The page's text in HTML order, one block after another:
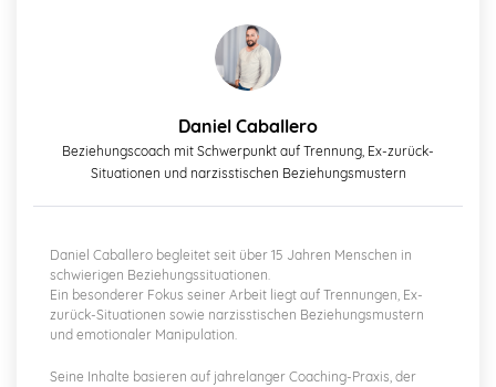
Daniel Caballero
Beziehungscoach mit Schwerpunkt auf Trennung, Ex-zurück-
Situationen und narzisstischen Beziehungsmustern
Daniel Caballero begleitet seit über 15 Jahren Menschen in
schwierigen Beziehungssituationen.
Ein besonderer Fokus seiner Arbeit liegt auf Trennungen, Ex-
zurück-Situationen sowie narzisstischen Beziehungsmustern
und emotionaler Manipulation.
Seine Inhalte basieren auf jahrelanger Coaching-Praxis, der